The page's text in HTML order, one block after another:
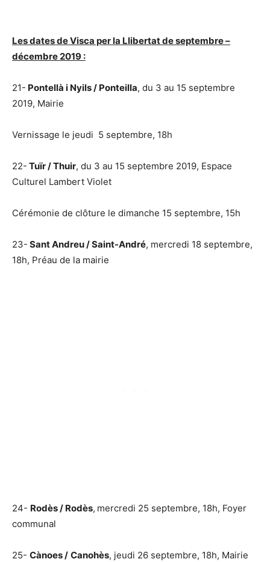
Les dates de Visca per la Llibertat de septembre –
décembre 2019 :
21- Pontellà i Nyils / Ponteilla, du 3 au 15 septembre
2019, Mairie
Vernissage le jeudi 5 septembre, 18h
22- Tuïr / Thuir, du 3 au 15 septembre 2019, Espace
Culturel Lambert Violet
Cérémonie de clôture le dimanche 15 septembre, 15h
23- Sant Andreu / Saint-André, mercredi 18 septembre,
18h, Préau de la mairie
24- Rodès / Rodès, mercredi 25 septembre, 18h, Foyer
communal
25- Cànoes / Canohès, jeudi 26 septembre, 18h, Mairie